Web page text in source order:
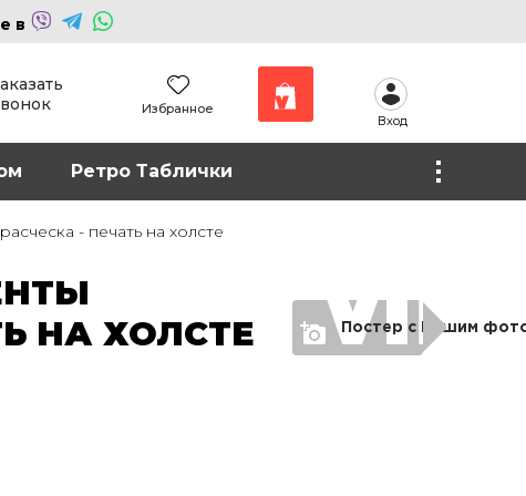
в
Избранное
Вход
Ретро Таблички
- печать на холсте
НА ХОЛСТЕ
Постер с Вашим
Наши работы